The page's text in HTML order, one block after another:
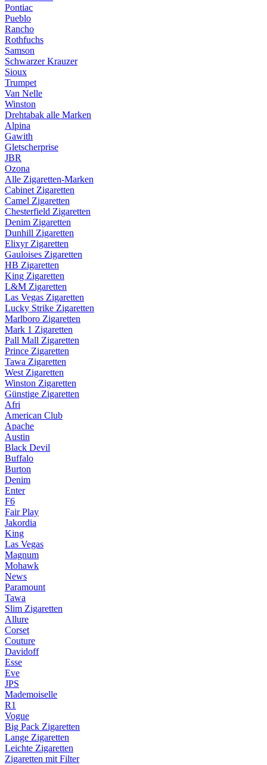
Pontiac
Pueblo
Rancho
Rothfuchs
Samson
Schwarzer Krauzer
Sioux
Trumpet
Van Nelle
Winston
Drehtabak alle Marken
Alpina
Gawith
Gletscherprise
JBR
Ozona
Alle Zigaretten-Marken
Cabinet Zigaretten
Camel Zigaretten
Chesterfield Zigaretten
Denim Zigaretten
Dunhill Zigaretten
Elixyr Zigaretten
Gauloises Zigaretten
HB Zigaretten
King Zigaretten
L&M Zigaretten
Las Vegas Zigaretten
Lucky Strike Zigaretten
Marlboro Zigaretten
Mark 1 Zigaretten
Pall Mall Zigaretten
Prince Zigaretten
Tawa Zigaretten
West Zigaretten
Winston Zigaretten
Günstige Zigaretten
Afri
American Club
Apache
Austin
Black Devil
Buffalo
Burton
Denim
Enter
F6
Fair Play
Jakordia
King
Las Vegas
Magnum
Mohawk
News
Paramount
Tawa
Slim Zigaretten
Allure
Corset
Couture
Davidoff
Esse
Eve
JPS
Mademoiselle
R1
Vogue
Big Pack Zigaretten
Lange Zigaretten
Leichte Zigaretten
Zigaretten mit Filter